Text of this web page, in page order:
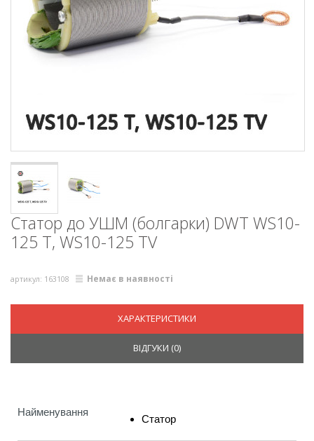
Статор до УШМ (болгарки) DWT WS10-
125 T, WS10-125 TV
артикул: 163108 Немає в наявності
ХАРАКТЕРИСТИКИ
ВІДГУКИ (0)
Найменування
Статор